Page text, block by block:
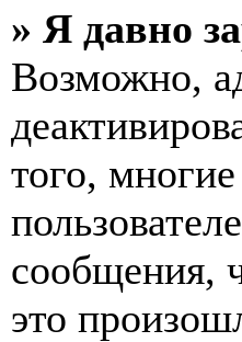
» Я давно
Возможно,
того,
сообщения,
это